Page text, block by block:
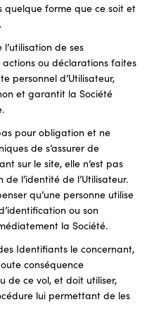
quelque forme que ce soit et
l’utilisation de ses
ou déclarations faites
personnel d’Utilisateur,
et garantit la Société
pour obligation et ne
de s’assurer de
sur le site, elle n’est pas
l’identité de l’Utilisateur.
qu’une personne utilise
ou son
la Société.
Identifiants le concernant,
conséquence
de ce vol, et doit utiliser,
lui permettant de les